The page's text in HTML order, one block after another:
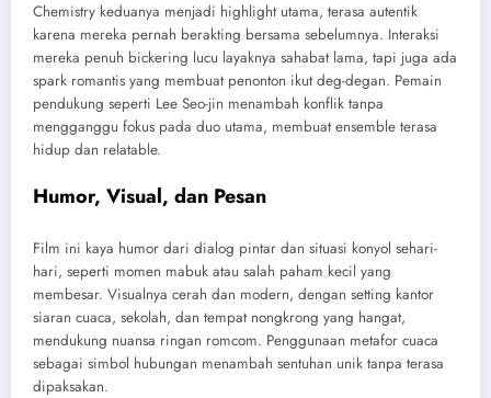
Chemistry keduanya menjadi highlight utama, terasa autentik
karena mereka pernah berakting bersama sebelumnya. Interaksi
mereka penuh bickering lucu layaknya sahabat lama, tapi juga ada
spark romantis yang membuat penonton ikut deg-degan. Pemain
pendukung seperti Lee Seo-jin menambah konflik tanpa
mengganggu fokus pada duo utama, membuat ensemble terasa
hidup dan relatable.
Humor, Visual, dan Pesan
Film ini kaya humor dari dialog pintar dan situasi konyol sehari-
hari, seperti momen mabuk atau salah paham kecil yang
membesar. Visualnya cerah dan modern, dengan setting kantor
siaran cuaca, sekolah, dan tempat nongkrong yang hangat,
mendukung nuansa ringan romcom. Penggunaan metafor cuaca
sebagai simbol hubungan menambah sentuhan unik tanpa terasa
dipaksakan.